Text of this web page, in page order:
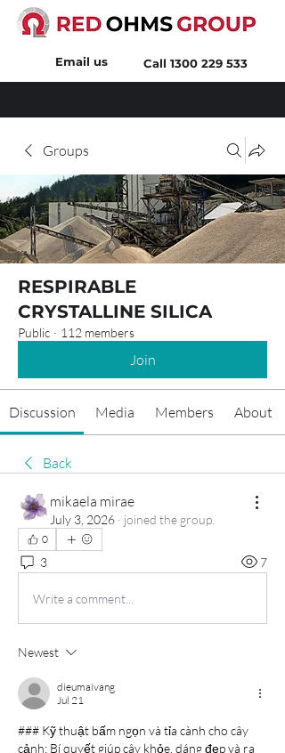
Email us Call 1300 229 533
Groups
RESPIRABLE
CRYSTALLINE SILICA
Public · 112 members
Join
Discussion Media Members About
Back
mikaela mirae
July 3, 2026 · joined the group.
0
3 7
Write a comment...
Newest
dieumaivang
Jul 21
### Kỹ thuật bấm ngọn và tỉa cành cho cây
cảnh: Bí quyết giúp cây khỏe, dáng đẹp và ra